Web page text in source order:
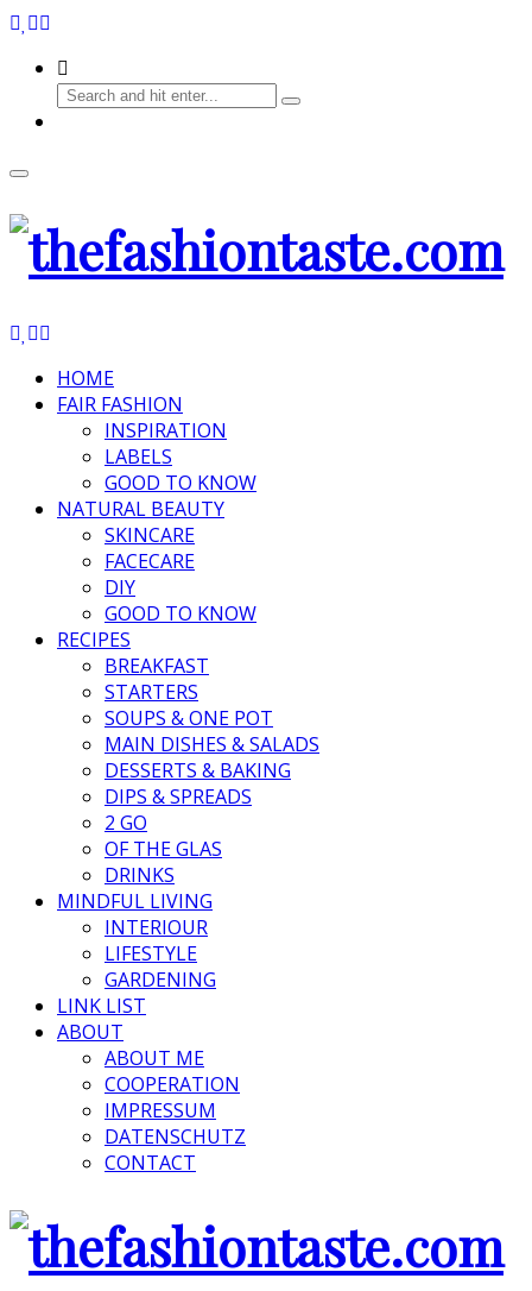
HOME
FAIR FASHION
INSPIRATION
LABELS
GOOD TO KNOW
NATURAL BEAUTY
SKINCARE
FACECARE
DIY
GOOD TO KNOW
RECIPES
BREAKFAST
STARTERS
SOUPS & ONE POT
MAIN DISHES & SALADS
DESSERTS & BAKING
DIPS & SPREADS
2 GO
OF THE GLAS
DRINKS
MINDFUL LIVING
INTERIOUR
LIFESTYLE
GARDENING
LINK LIST
ABOUT
ABOUT ME
COOPERATION
IMPRESSUM
DATENSCHUTZ
CONTACT